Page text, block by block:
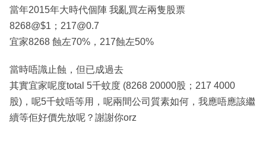
當年2015年大時代個陣 我亂買左兩隻股票
8268@$1；217@0.7
宜家8268 蝕左70%，217蝕左50%
當時唔識止蝕，但已成過去
其實宜家呢度total 5千蚊度 (8268 20000股；217 4000
股)，呢5千蚊唔等用，呢兩間公司質素如何，我應唔應該繼
續等佢好價先放呢？謝謝你orz